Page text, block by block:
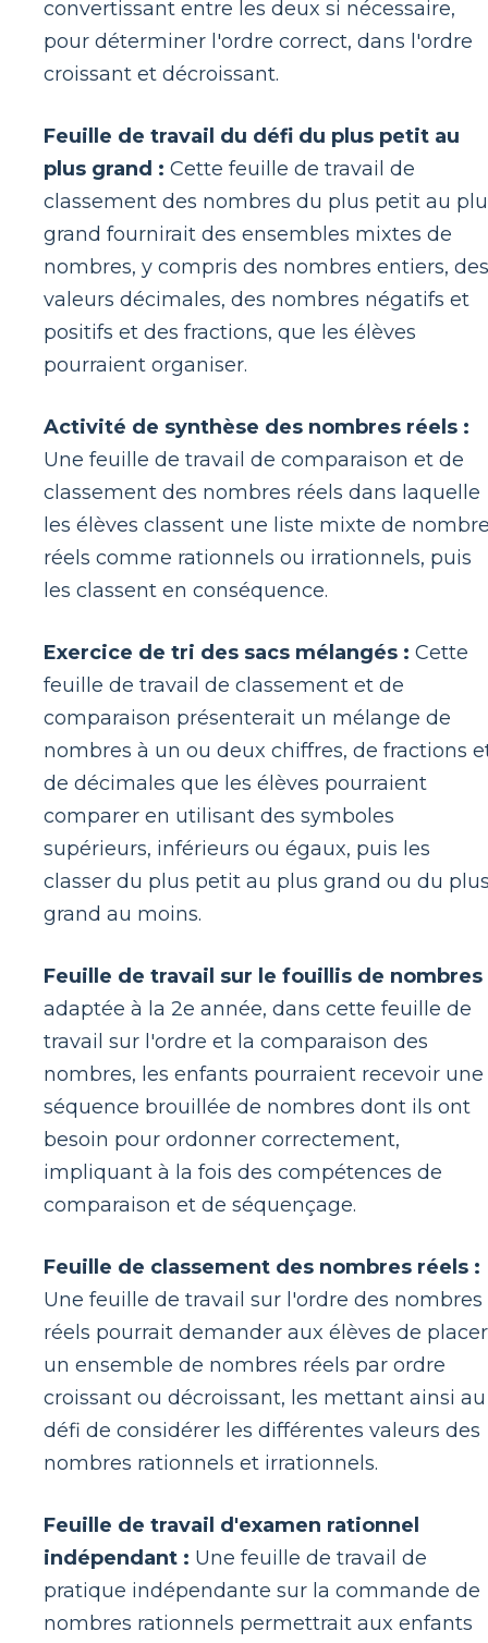
convertissant entre les deux si nécessaire,
pour déterminer l'ordre correct, dans l'ordre
croissant et décroissant.
Feuille de travail du défi du plus petit au
plus grand : Cette feuille de travail de
classement des nombres du plus petit au
grand fournirait des ensembles mixtes de
nombres, y compris des nombres entiers, des
valeurs décimales, des nombres négatifs et
positifs et des fractions, que les élèves
pourraient organiser.
Activité de synthèse des nombres réels :
Une feuille de travail de comparaison et de
classement des nombres réels dans laquelle
les élèves classent une liste mixte de
réels comme rationnels ou irrationnels, puis
les classent en conséquence.
Exercice de tri des sacs mélangés : Cette
feuille de travail de classement et de
comparaison présenterait un mélange de
nombres à un ou deux chiffres, de fractions
de décimales que les élèves pourraient
comparer en utilisant des symboles
supérieurs, inférieurs ou égaux, puis les
classer du plus petit au plus grand ou du
grand au moins.
Feuille de travail sur le fouillis de nombres
adaptée à la 2e année, dans cette feuille de
travail sur l'ordre et la comparaison des
nombres, les enfants pourraient recevoir une
séquence brouillée de nombres dont ils ont
besoin pour ordonner correctement,
impliquant à la fois des compétences de
comparaison et de séquençage.
Feuille de classement des nombres réels :
Une feuille de travail sur l'ordre des nombres
réels pourrait demander aux élèves de placer
un ensemble de nombres réels par ordre
croissant ou décroissant, les mettant ainsi au
défi de considérer les différentes valeurs des
nombres rationnels et irrationnels.
Feuille de travail d'examen rationnel
indépendant : Une feuille de travail de
pratique indépendante sur la commande de
nombres rationnels permettrait aux enfants